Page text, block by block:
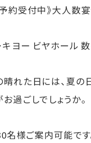
約受付中》大人数
ヨー ビヤホール
れた日には、夏の
過ごしでしょうか。
名様ご案内可能です